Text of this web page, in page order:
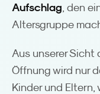
Aufschlag , den
Altersgruppe
Aus unserer Sicht
Öffnung wird nur
Kinder und